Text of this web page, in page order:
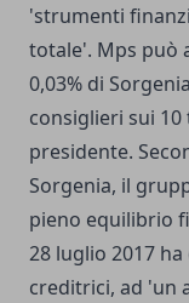
'strumenti
totale'. Mps può
0,03% di
consiglieri sui
presidente.
Sorgenia, il
pieno equilibrio
28 luglio 2017
creditrici, ad 'un